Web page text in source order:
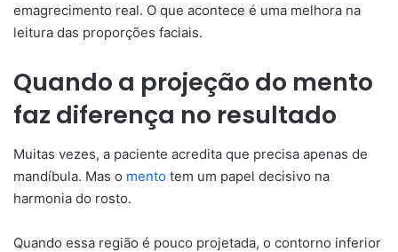
emagrecimento real. O que acontece é uma melhora na
leitura das proporções faciais.
Quando a projeção do mento
faz diferença no resultado
Muitas vezes, a paciente acredita que precisa apenas de
mandíbula. Mas o mento tem um papel decisivo na
harmonia do rosto.
Quando essa região é pouco projetada, o contorno inferior